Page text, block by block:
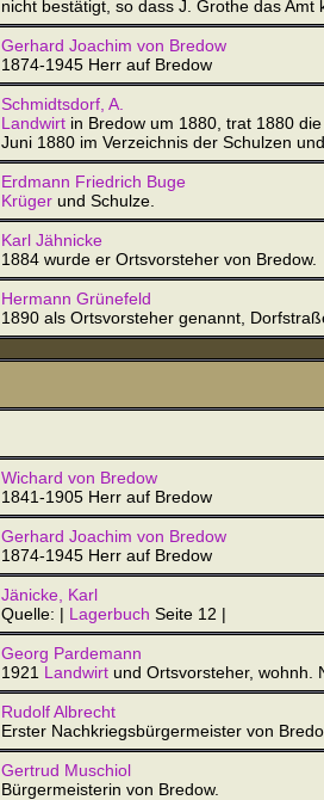
nicht bestätigt, so dass J. Grothe das
Gerhard Joachim von Bredow
1874-1945 Herr auf Bredow
Schmidtsdorf, A.
Landwirt in Bredow um 1880, trat 1880
Juni 1880 im Verzeichnis der Schulzen
Erdmann Friedrich Buge
Krüger und Schulze.
Karl Jähnicke
1884 wurde er Ortsvorsteher von Bredow.
Hermann Grünefeld
1890 als Ortsvorsteher genannt,
Wichard von Bredow
1841-1905 Herr auf Bredow
Gerhard Joachim von Bredow
1874-1945 Herr auf Bredow
Jänicke, Karl
Quelle: | Lagerbuch Seite 12 |
Georg Pardemann
1921 Landwirt und Ortsvorsteher, wohnh.
Rudolf Albrecht
Erster Nachkriegsbürgermeister von
Gertrud Muschiol
Bürgermeisterin von Bredow.